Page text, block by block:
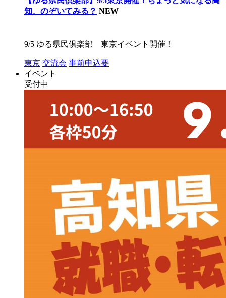
知、のぞいてみる？ NEW
9/5 ゆる県民倶楽部 東京イベント開催！
東京 交流会 事前申込要
イベント
受付中